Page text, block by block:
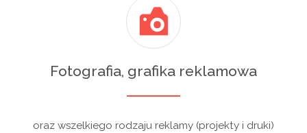
Fotografia, grafika reklamowa
oraz wszelkiego rodzaju reklamy (projekty i druki)